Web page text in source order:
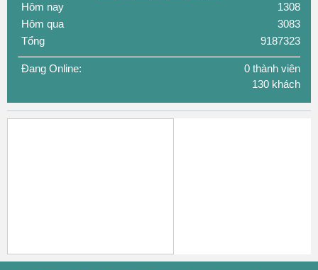
Hôm nay
Hôm qua
Tổng
1308
3083
9187323
Đang Online:
0 thành viên
130 khách